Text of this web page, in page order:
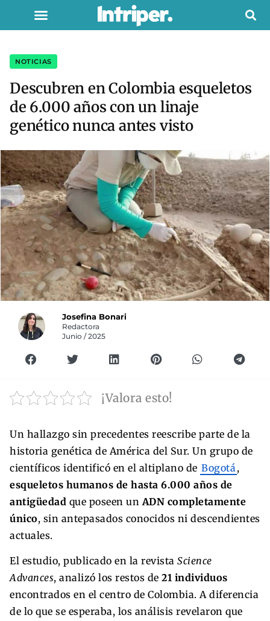
NOTICIAS
Descubren en Colombia esqueletos
de 6.000 años con un linaje
genético nunca antes visto
Josefina Bonari
Redactora
Junio / 2025
¡Valora esto!
Un hallazgo sin precedentes reescribe parte de la
historia genética de América del Sur. Un grupo de
científicos identificó en el altiplano de Bogotá ,
esqueletos humanos de hasta 6.000 años de
antigüedad que poseen un ADN completamente
único, sin antepasados conocidos ni descendientes
actuales.
El estudio, publicado en la revista Science
Advances, analizó los restos de 21 individuos
encontrados en el centro de Colombia. A diferencia
de lo que se esperaba, los análisis revelaron que